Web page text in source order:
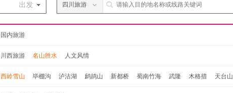
出发 四川旅游
国内旅游
川西旅游 名山胜水 人文风情
西岭雪山 毕棚沟 泸沽湖 鹧鸪山 新都桥 蜀南竹海 武隆 木格措 天台山